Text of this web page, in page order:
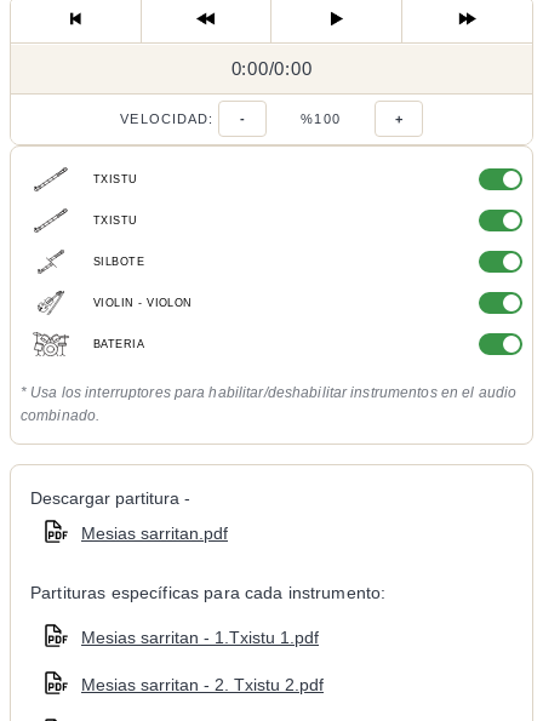
0:00/
0:00/0:00
VELOCIDAD: - %100 +
TXISTU
TXISTU
SILBOTE
VIOLIN - VIOLON
BATERIA
* Usa los interruptores para habilitar/deshabilitar instrumentos en el audio
combinado.
Descargar partitura -
Mesias sarritan.pdf
Partituras específicas para cada instrumento:
Mesias sarritan - 1.Txistu 1.pdf
Mesias sarritan - 2. Txistu 2.pdf